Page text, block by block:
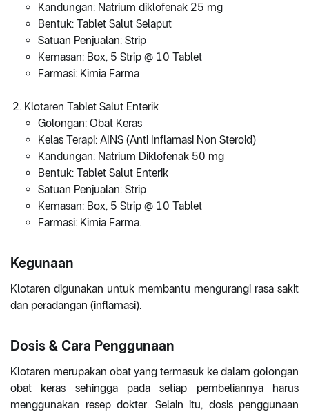
Kandungan: Natrium diklofenak 25 mg
Bentuk: Tablet Salut Selaput
Satuan Penjualan: Strip
Kemasan: Box, 5 Strip @ 10 Tablet
Farmasi: Kimia Farma
Klotaren Tablet Salut Enterik
Golongan: Obat Keras
Kelas Terapi: AINS (Anti Inflamasi Non Steroid)
Kandungan: Natrium Diklofenak 50 mg
Bentuk: Tablet Salut Enterik
Satuan Penjualan: Strip
Kemasan: Box, 5 Strip @ 10 Tablet
Farmasi: Kimia Farma.
Kegunaan
Klotaren digunakan untuk membantu mengurangi rasa sakit
dan peradangan (inflamasi).
Dosis & Cara Penggunaan
Klotaren merupakan obat yang termasuk ke dalam golongan
obat keras sehingga pada setiap pembeliannya harus
menggunakan resep dokter. Selain itu, dosis penggunaan